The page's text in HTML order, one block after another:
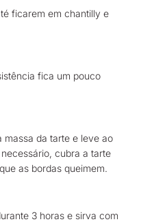
ficarem em chantilly e
fica um pouco
massa da tarte e leve ao
cubra a tarte
as bordas queimem.
3 horas e sirva com